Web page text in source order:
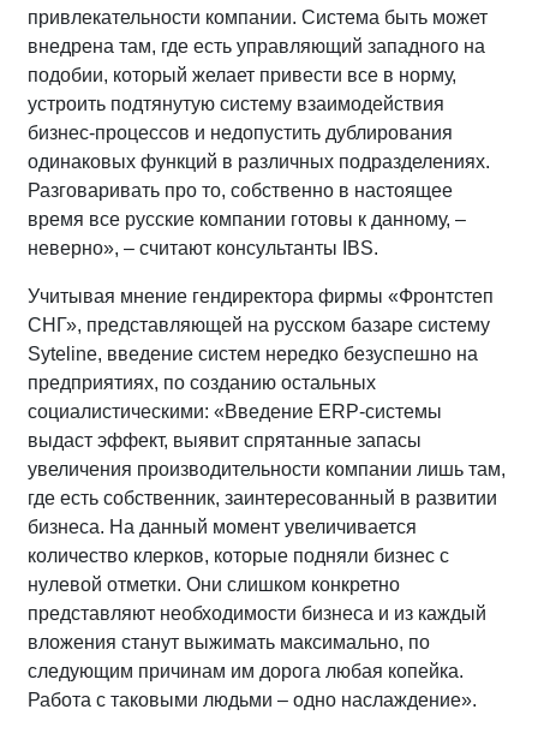
привлекательности компании. Система быть может
внедрена там, где есть управляющий западного на
подобии, который желает привести все в норму,
устроить подтянутую систему взаимодействия
бизнес-процессов и недопустить дублирования
одинаковых функций в различных подразделениях.
Разговаривать про то, собственно в настоящее
время все русские компании готовы к данному, –
неверно», – считают консультанты IBS.
Учитывая мнение гендиректора фирмы «Фронтстеп
СНГ», представляющей на русском базаре систему
Syteline, введение систем нередко безуспешно на
предприятиях, по созданию остальных
социалистическими: «Введение ERP-системы
выдаст эффект, выявит спрятанные запасы
увеличения производительности компании лишь там,
где есть собственник, заинтересованный в развитии
бизнеса. На данный момент увеличивается
количество клерков, которые подняли бизнес с
нулевой отметки. Они слишком конкретно
представляют необходимости бизнеса и из каждый
вложения станут выжимать максимально, по
следующим причинам им дорога любая копейка.
Работа с таковыми людьми – одно наслаждение».